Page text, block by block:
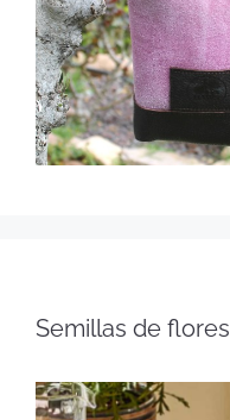
Semillas de flores